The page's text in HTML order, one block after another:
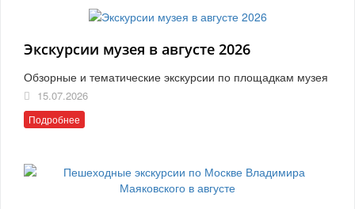
Экскурсии музея в августе 2026
Обзорные и тематические экскурсии по площадкам музея
15.07.2026
Подробнее